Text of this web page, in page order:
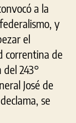
a la
y
el
correntina de
243°
José de
se